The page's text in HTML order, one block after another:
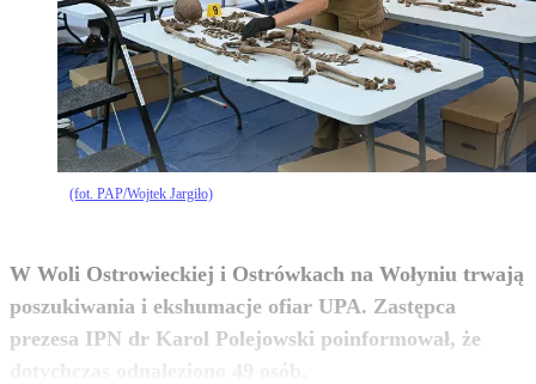
(fot. PAP/Wojtek Jargiło)
W Woli Ostrowieckiej i Ostrówkach na Wołyniu trwają
poszukiwania i ekshumacje ofiar UPA. Zastępca
prezesa IPN dr Karol Polejowski poinformował, że
dotychczas odnaleziono 49 osób.
zobacz więcej